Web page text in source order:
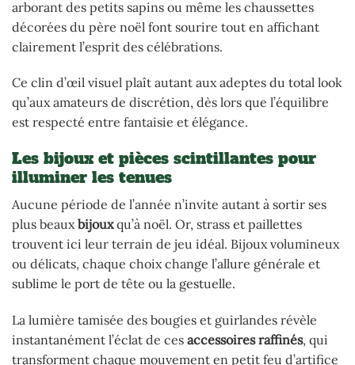
arborant des petits sapins ou même les chaussettes
décorées du père noël font sourire tout en affichant
clairement l’esprit des célébrations.
Ce clin d’œil visuel plaît autant aux adeptes du total look
qu’aux amateurs de discrétion, dès lors que l’équilibre
est respecté entre fantaisie et élégance.
Les bijoux et pièces scintillantes pour
illuminer les tenues
Aucune période de l’année n’invite autant à sortir ses
plus beaux bijouxqu’à noël. Or, strass et paillettes
trouvent ici leur terrain de jeu idéal. Bijoux volumineux
ou délicats, chaque choix change l’allure générale et
sublime le port de tête ou la gestuelle.
La lumière tamisée des bougies et guirlandes révèle
instantanément l’éclat de ces accessoires raffinés, qui
transforment chaque mouvement en petit feu d’artifice